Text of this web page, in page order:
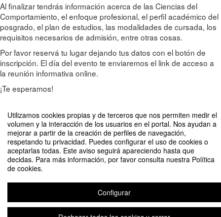
Utilizamos cookies propias y de terceros que nos permiten medir el
volumen y la interacción de los usuarios en el portal. Nos ayudan a
mejorar a partir de la creación de perfiles de navegación,
respetando tu privacidad. Puedes configurar el uso de cookies o
aceptarlas todas. Este aviso seguirá apareciendo hasta que
decidas. Para más información, por favor consulta nuestra Política
de cookies.
Configurar
Al finalizar tendrás información acerca de las Ciencias del
Comportamiento, el enfoque profesional, el perfil académico del
posgrado, el plan de estudios, las modalidades de cursada, los
requisitos necesarios de admisión, entre otras cosas.
Por favor reservá tu lugar dejando tus datos con el botón de
inscripción. El día del evento te enviaremos el link de acceso a
la reunión informativa online.
¡Te esperamos!
Compartir por email
Reunión Informativa / Maestría en Ciencias del Comportamiento